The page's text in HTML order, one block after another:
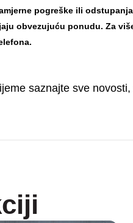
pogreške ili
obvezujuću ponudu. Za
saznajte sve